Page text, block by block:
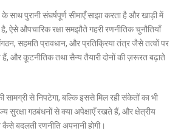
साथ पुरानी संघर्षपूर्ण सीमाएँ साझा करता है और खाड़ी में
है, ऐसे औपचारिक रक्षा समझौते गहरी रणनीतिक चुनौतियाँ
सहमति प्रावधान, और प्रतिक्रिया तंत्र जैसे तत्वों पर
हैं, और कूटनीतिक तथा सैन्य तैयारी दोनों की ज़रूरत बढ़ाते
सामग्री से निपटेगा, बल्कि इससे मिल रही संकेतों का भी
सुरक्षा गठबंधनों से क्या अपेक्षाएँ रखते हैं, और क्षेत्रीय
कैसे बदलती रणनीति अपनानी होगी।